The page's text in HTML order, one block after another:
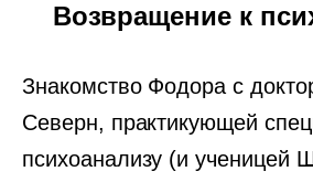
Возвращение к
Знакомство Фодора с
Северн, практикующей
психоанализу (и ученицей